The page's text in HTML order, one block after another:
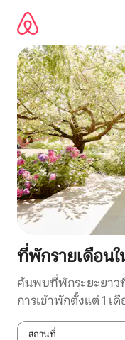
เนื้อหา
ที่พักรายเดือนใ
ค้นพบที่พักระยะยาว
การเข้าพักตั้งแต่ 1 เดื
สถานที่